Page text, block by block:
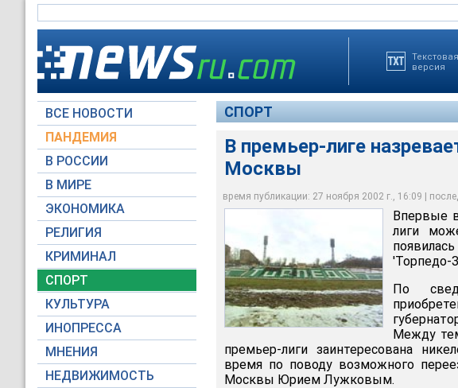
Текстовая
версия
ВСЕ НОВОСТИ
ПАНДЕМИЯ
В РОССИИ
В МИРЕ
ЭКОНОМИКА
РЕЛИГИЯ
КРИМИНАЛ
СПОРТ
КУЛЬТУРА
ИНОПРЕССА
МНЕНИЯ
НЕДВИЖИМОСТЬ
СПОРТ
В премьер-лиге
Москвы
время публикации: 27 ноября 2002 г., 16:09 |
"Торпедо-ЗИЛ" вскоре может
Впервые
лиги
'Торпедо-
По
Между
премьер-лиги заинтересована
время по поводу возможного
Москвы Юрием Лужковым.